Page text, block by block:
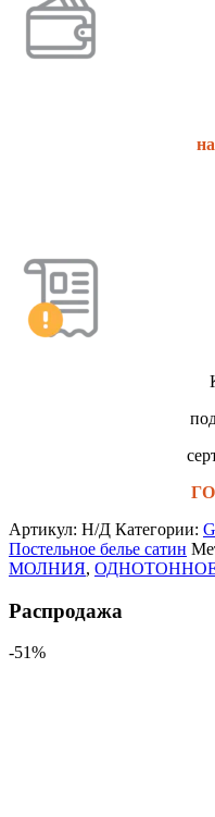
Артикул: Н/Д Категории:
Постельное белье сатин
МОЛНИЯ,
Распродажа
-51%